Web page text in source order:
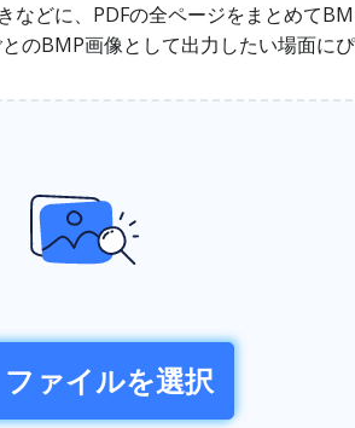
どに、PDFの全ページをまとめて
のBMP画像として出力したい場面に
ファイルを選択